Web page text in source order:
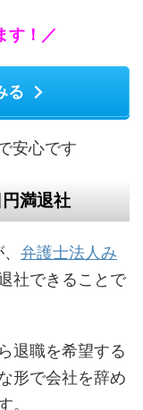
す！／
る
安心です
満退社
弁護士法人み
社できることで
退職を希望する
形で会社を辞め
。